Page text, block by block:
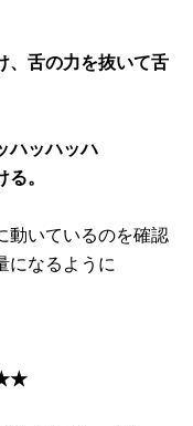
、舌の力を抜いて舌
ハッハッハ
。
動いているのを確認
になるように
★★